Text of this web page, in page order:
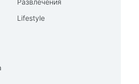
Развлечения
Lifestyle